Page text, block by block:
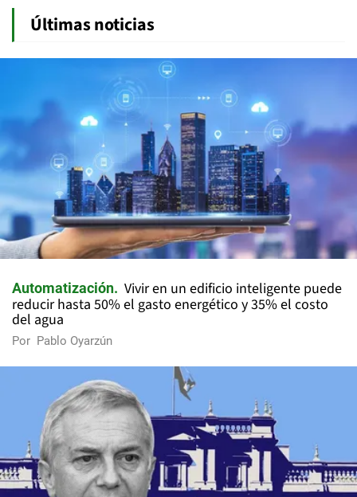
Últimas noticias
Automatización
Vivir en un edificio inteligente puede
reducir hasta 50% el gasto energético y 35% el costo
del agua
Por Pablo Oyarzún